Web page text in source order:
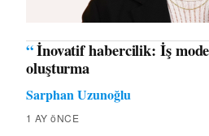
“İnovatif habercilik: İş
oluşturma
Sarphan Uzunoğlu
1 AY öNCE